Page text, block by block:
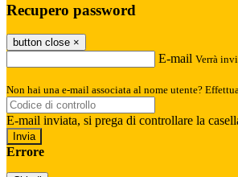
Recupero password
button close ×
E-mail Verrà
Non hai una e-mail associata al nome utente?
E-mail inviata, si prega di controllare la
Errore